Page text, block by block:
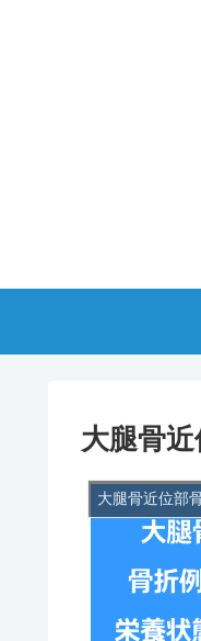
大腿骨
大腿骨近位部